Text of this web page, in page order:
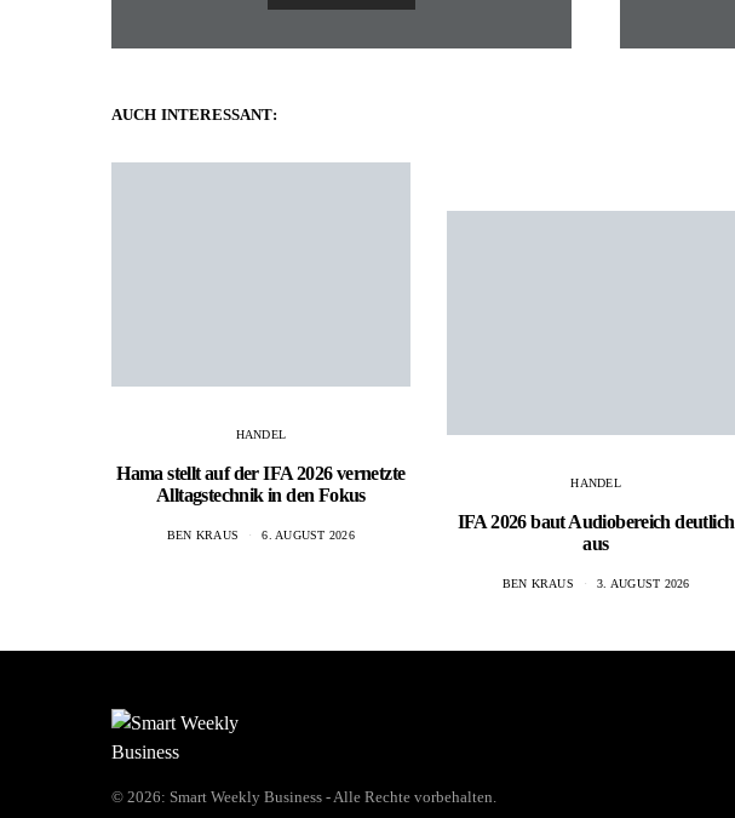
AUCH INTERESSANT:
HANDEL
Hama stellt auf der IFA 2026 vernetzte
Alltagstechnik in den Fokus
BEN KRAUS 6. AUGUST 2026
HANDEL
IFA 2026 baut Audiobereich deutlich
aus
BEN KRAUS 3. AUGUST 2026
© 2026: Smart Weekly Business - Alle Rechte vorbehalten.